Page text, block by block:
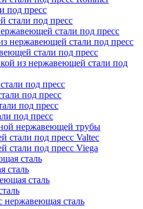
под пресс
стали под пресс
стали под пресс
нержавеющей стали под пресс
стали под пресс
из нержавеющей стали под
под пресс
под пресс
под пресс
под пресс
нержавеющей трубы
стали под пресс Valtec
стали под пресс Viega
сталь
сталь
сталь
нержавеющая сталь